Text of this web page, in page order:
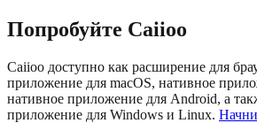
Попробуйте Caiioo
Caiioo доступно как расширение для
приложение для macOS, нативное
нативное приложение для Android, а
приложение для Windows и Linux.